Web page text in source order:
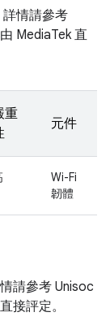
情請參考
MediaTek 直
重
元件
Wi-Fi
韌體
請參考 Unisoc
接評定。